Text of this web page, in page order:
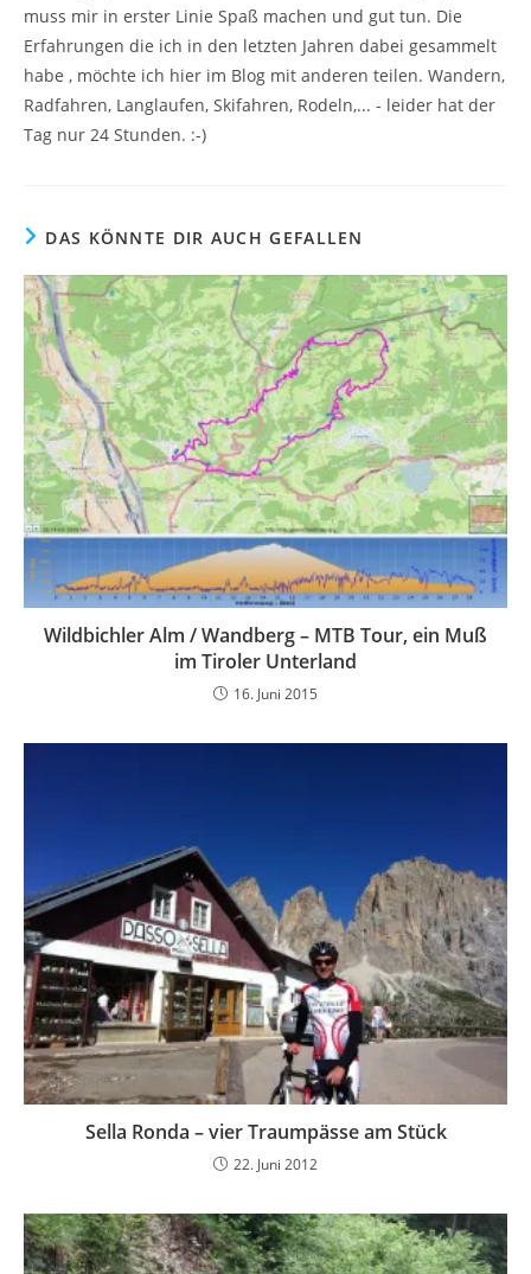
muss mir in erster Linie Spaß machen und gut tun. Die
Erfahrungen die ich in den letzten Jahren dabei gesammelt
habe , möchte ich hier im Blog mit anderen teilen. Wandern,
Radfahren, Langlaufen, Skifahren, Rodeln,... - leider hat der
Tag nur 24 Stunden. :-)
DAS KÖNNTE DIR AUCH GEFALLEN
Wildbichler Alm / Wandberg – MTB Tour, ein Muß
im Tiroler Unterland
16. Juni 2015
Sella Ronda – vier Traumpässe am Stück
22. Juni 2012